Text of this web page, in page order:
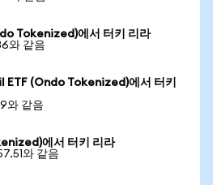
Tokenized)에서 터키 리라
와 같음
ETF (Ondo Tokenized)에서 터키
와 같음
에서 터키 리라
와 같음